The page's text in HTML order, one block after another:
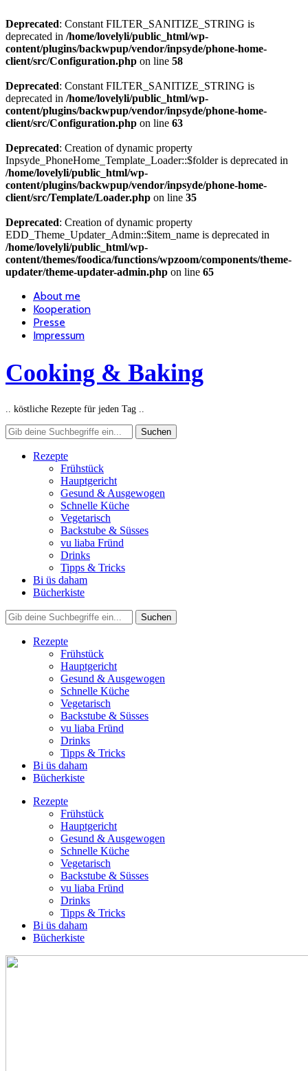
Deprecated: Constant FILTER_SANITIZE_STRING is
deprecated in /home/lovelyli/public_html/wp-
content/plugins/backwpup/vendor/inpsyde/phone-home-
client/src/Configuration.php on line 58
Deprecated: Constant FILTER_SANITIZE_STRING is
deprecated in /home/lovelyli/public_html/wp-
content/plugins/backwpup/vendor/inpsyde/phone-home-
client/src/Configuration.php on line 63
Deprecated: Creation of dynamic property
Inpsyde_PhoneHome_Template_Loader::$folder is deprecated in
/home/lovelyli/public_html/wp-
content/plugins/backwpup/vendor/inpsyde/phone-home-
client/src/Template/Loader.php on line 35
Deprecated: Creation of dynamic property
EDD_Theme_Updater_Admin::$item_name is deprecated in
/home/lovelyli/public_html/wp-
content/themes/foodica/functions/wpzoom/components/theme-
updater/theme-updater-admin.php on line 65
About me
Kooperation
Presse
Impressum
Cooking & Baking
.. köstliche Rezepte für jeden Tag ..
Rezepte
Frühstück
Hauptgericht
Gesund & Ausgewogen
Schnelle Küche
Vegetarisch
Backstube & Süsses
vu liaba Fründ
Drinks
Tipps & Tricks
Bi üs daham
Bücherkiste
Rezepte
Frühstück
Hauptgericht
Gesund & Ausgewogen
Schnelle Küche
Vegetarisch
Backstube & Süsses
vu liaba Fründ
Drinks
Tipps & Tricks
Bi üs daham
Bücherkiste
Rezepte
Frühstück
Hauptgericht
Gesund & Ausgewogen
Schnelle Küche
Vegetarisch
Backstube & Süsses
vu liaba Fründ
Drinks
Tipps & Tricks
Bi üs daham
Bücherkiste